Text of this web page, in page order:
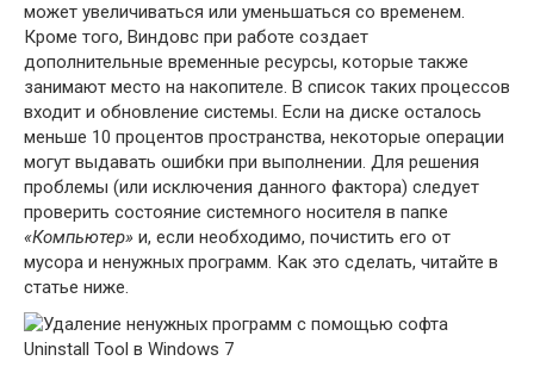
может увеличиваться или уменьшаться со временем.
Кроме того, Виндовс при работе создает
дополнительные временные ресурсы, которые также
занимают место на накопителе. В список таких процессов
входит и обновление системы. Если на диске осталось
меньше 10 процентов пространства, некоторые операции
могут выдавать ошибки при выполнении. Для решения
проблемы (или исключения данного фактора) следует
проверить состояние системного носителя в папке
«Компьютер» и, если необходимо, почистить его от
мусора и ненужных программ. Как это сделать, читайте в
статье ниже.